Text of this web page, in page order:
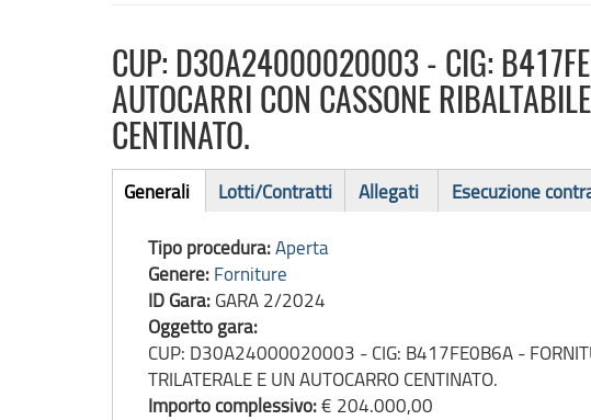
CUP: D30A24000020003 - CIG:
AUTOCARRI CON CASSONE
CENTINATO.
Bando
gara
Generali
attiva)
Lotti/Contratti Allegati Esecuzione
Tipo procedura:Aperta
Genere: Forniture
ID Gara: GARA 2/2024
Oggetto gara:
CUP: D30A24000020003 - CIG: B417FE0B6A -
TRILATERALE E UN AUTOCARRO CENTINATO.
Importo complessivo:€ 204.000,00